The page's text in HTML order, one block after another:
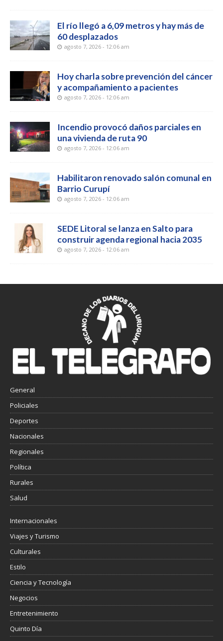
El río llegó a 6,09 metros y hay más de
60 desplazados
agosto 7, 2026 - 12:06 am
Hoy charla sobre prevención del cáncer
y acompañamiento a pacientes
agosto 7, 2026 - 12:06 am
Incendio provocó daños parciales en
una vivienda de ruta 90
agosto 7, 2026 - 12:06 am
Habilitaron renovado salón comunal en
Barrio Curupí
agosto 7, 2026 - 12:06 am
SEDE Litoral se lanza en Salto para
construir agenda regional hacia 2035
agosto 7, 2026 - 12:06 am
General
Policiales
Deportes
Nacionales
Regionales
Política
Rurales
Salud
Internacionales
Viajes y Turismo
Culturales
Estilo
Ciencia y Tecnología
Negocios
Entretenimiento
Quinto Día